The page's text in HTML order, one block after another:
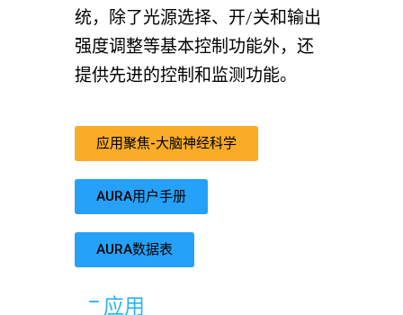
统，除了光源选择、开/关和输出
强度调整等基本控制功能外，还
提供先进的控制和监测功能。
应用聚焦-大脑神经科学
AURA用户手册
AURA数据表
应用